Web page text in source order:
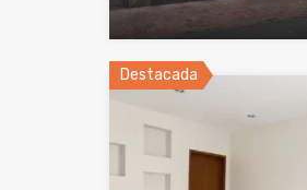
Destacada